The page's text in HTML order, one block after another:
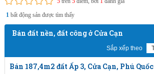
1bất động sản được tìm thấy
Bán đất nền, đất công ở Cửa Cạn
Sắp xếp theo
Bán 187,4m2 đất Ấp 3, Cửa Cạn, Phú Quốc